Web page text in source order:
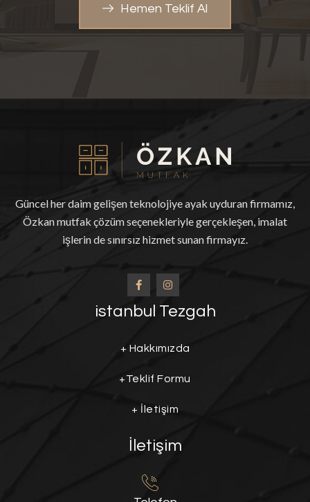
Hemen Teklif Al
Güncel her daim gelişen teknolojiye ayak uyduran firmamız,
Özkan mutfak çözüm seçenekleriyle gerçekleşen, imalat
işlerin de sınırsız hizmet sunan firmayız.
istanbul Tezgah
+ Hakkımızda
+Teklif Formu
+ İletişim
İletişim